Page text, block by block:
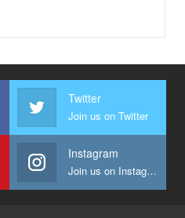
Twitter
Join us on Twitter
Instagram
Join us on Instagram